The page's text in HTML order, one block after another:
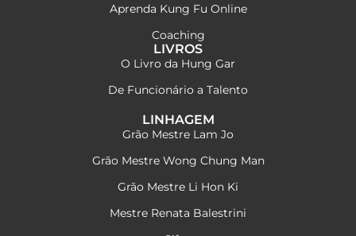
Aprenda Kung Fu Online
Coaching
LIVROS
O Livro da Hung Gar
De Funcionário a Talento
LINHAGEM
Grão Mestre Lam Jo
Grão Mestre Wong Chung Man
Grão Mestre Li Hon Ki
Mestre Renata Balestrini